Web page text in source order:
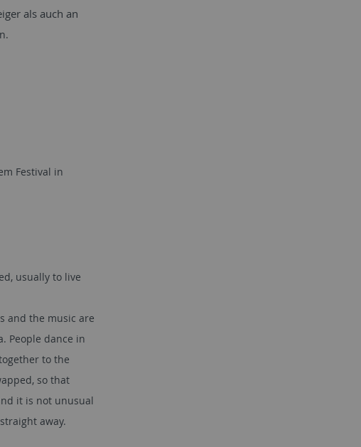
als auch an
Festival in
usually to live
and the music are
People dance in
to the
so that
it is not unusual
away.